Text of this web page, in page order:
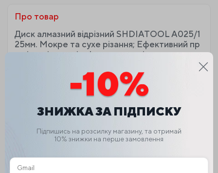
Про товар
Диск алмазний відрізний SHDIATOOL A025/1
25мм. Мокре та сухе різання; Ефективний пр
и різанні кераміки/плитки, граніту та твердих
Діаметр 115 мм (4,5 дюйма), висота сегмента 10 мм, т
овщина сегментів 1,5-1,6 мм, діаметр отвору 22,23 мм
Надтонка турбо-конструкція забезпечує точне та ч
исте різання. менше пилу, менше вібрації і без сколів
Конструкція сегментів Turbo Rim забезпечує плавне
та швидке різання.
Леза виготовлені із міцногї сталі, здатного витримув
ЗНИЖКА ЗА ПІДПИСКУ
Підпишись на розсилку магазину, та отримай
10% знижки на перше замовлення